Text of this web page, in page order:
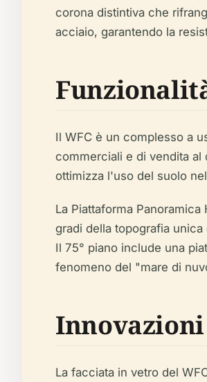
corona distintiva che
acciaio, garantendo la
Il WFC è un complesso a
commerciali e di vendita
ottimizza l'uso del suolo
La Piattaforma
gradi della topografia
Il 75° piano include una
fenomeno del "mare di
La facciata in vetro del